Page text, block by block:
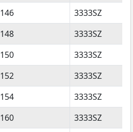
146 3333SZ
148 3333SZ
150 3333SZ
152 3333SZ
154 3333SZ
160 3333SZ